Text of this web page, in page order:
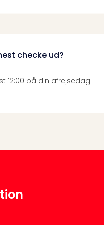
checke ud?
12:00 på din afrejsedag.